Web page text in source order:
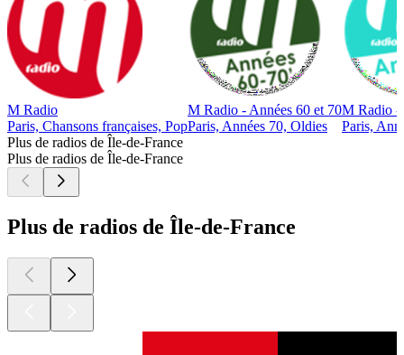
M Radio
Paris, Chansons françaises, Pop
M Radio - Années 60 et 70
Paris, Années 70, Oldies
M Radio -
Paris,
Plus de radios de Île-de-France
Plus de radios de Île-de-France
Plus de radios de Île-de-France